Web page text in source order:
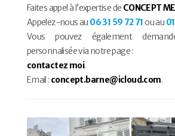
Faites appel à l’expertise de CONCEPT
Appelez-nous au 06 31 59 72 71ou au
Vous pouvez également
personnalisée via notre page :
contactez moi.
Email : concept.barne@icloud.com.